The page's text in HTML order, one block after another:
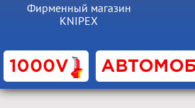
Фирменный магазин
KNIPEX